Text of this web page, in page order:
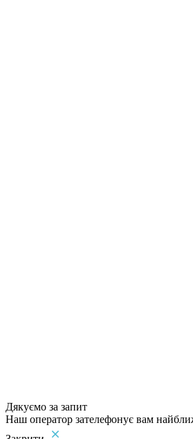
Дякуємо за запит
Наш оператор зателефонує вам